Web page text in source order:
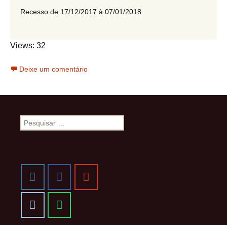
Recesso de 17/12/2017 à 07/01/2018
Views: 32
Deixe um comentário
Pesquisar
por: